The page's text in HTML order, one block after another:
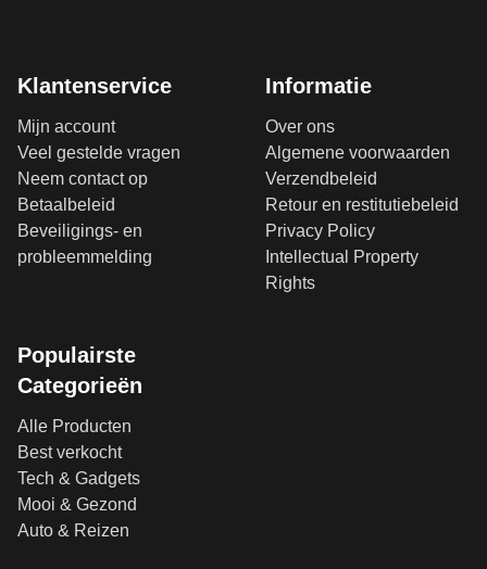
Klantenservice
Mijn account
Veel gestelde vragen
Neem contact op
Betaalbeleid
Beveiligings- en
probleemmelding
Informatie
Over ons
Algemene voorwaarden
Verzendbeleid
Retour en restitutiebeleid
Privacy Policy
Intellectual Property
Rights
Populairste
Categorieën
Alle Producten
Best verkocht
Tech & Gadgets
Mooi & Gezond
Auto & Reizen